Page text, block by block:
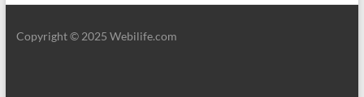
Copyright © 2025 Webilife.com